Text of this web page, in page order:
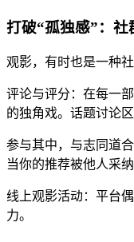
打破“孤独感”：
观影，有时也是一种
评论与评分：在每一
的独角戏。话题讨论
参与其中，与志同道
当你的推荐被他人采
线上观影活动：平台
力。